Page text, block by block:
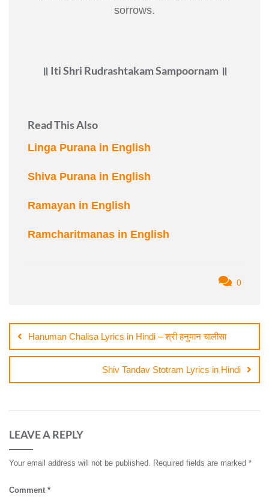
sorrows.
॥ Iti Shri Rudrashtakam Sampoornam ॥
Read This Also
Linga Purana in English
Shiva Purana in English
Ramayan in English
Ramcharitmanas in English
0
navigation
Hanuman Chalisa Lyrics in Hindi – श्री हनुमान चालीसा
Shiv Tandav Stotram Lyrics in Hindi
LEAVE A REPLY
Your email address will not be published. Required fields are marked *
Comment *